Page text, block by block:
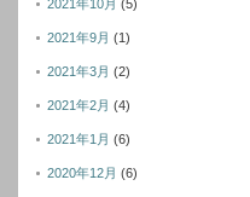
2021年10月 (5)
2021年9月 (1)
2021年3月 (2)
2021年2月 (4)
2021年1月 (6)
2020年12月 (6)